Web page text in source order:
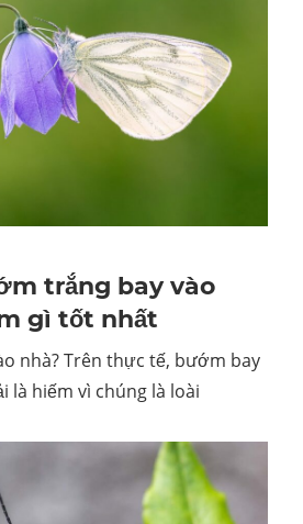
trắng bay vào
gì tốt nhất
nhà? Trên thực tế, bướm bay
là hiếm vì chúng là loài